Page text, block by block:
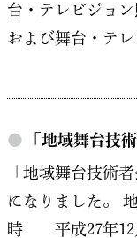
台・テレビジョ
および舞台・テ
● 「地域舞台技
「地域舞台技術
になりました。
時 平成27年12